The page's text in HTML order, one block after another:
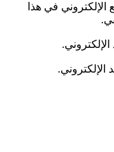
في هذا
الإلكتروني.